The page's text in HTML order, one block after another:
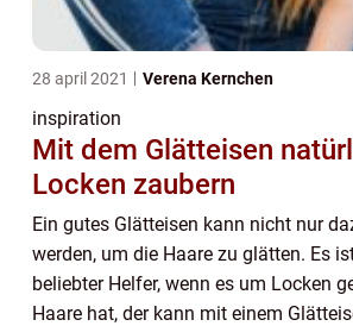
28 april 2021 Verena Kernchen
inspiration
Mit dem Glätteisen
Locken zaubern
Ein gutes Glätteisen kann nicht nur
werden, um die Haare zu glätten. Es
beliebter Helfer, wenn es um Locken
Haare hat, der kann mit einem